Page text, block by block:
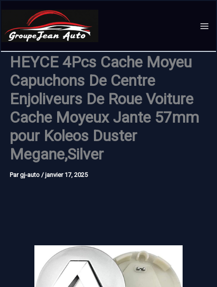
contenu
HEYCE 4Pcs Cache Moyeu
Capuchons De Centre
Enjoliveurs De Roue Voiture
Cache Moyeux Jante 57mm
pour Koleos Duster
Megane,Silver
Pargj-auto /janvier 17, 2025